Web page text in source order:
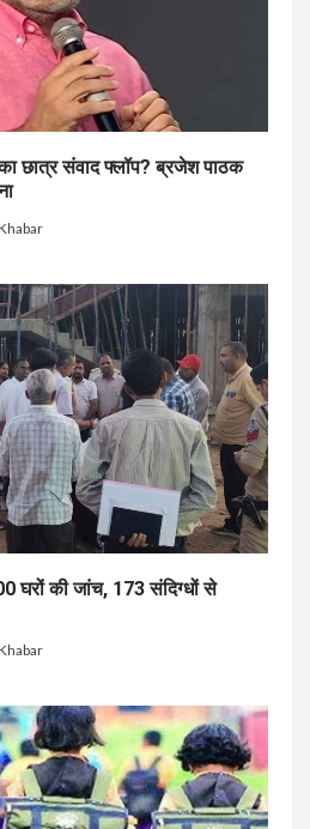
का छात्र संवाद फ्लॉप? ब्रजेश पाठक
घरों की जांच, 173 संदिग्धों से